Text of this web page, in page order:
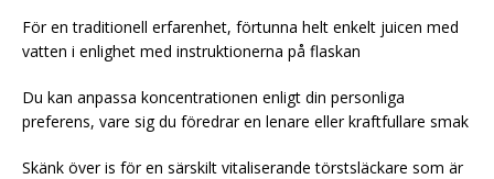
För en traditionell erfarenhet, förtunna helt enkelt juicen med
vatten i enlighet med instruktionerna på flaskan
Du kan anpassa koncentrationen enligt din personliga
preferens, vare sig du föredrar en lenare eller kraftfullare smak
Skänk över is för en särskilt vitaliserande törstsläckare som är